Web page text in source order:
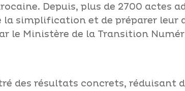
Depuis, plus de 2700 actes
la simplification et de préparer
le Ministère de la Transition
des résultats concrets, réduisant